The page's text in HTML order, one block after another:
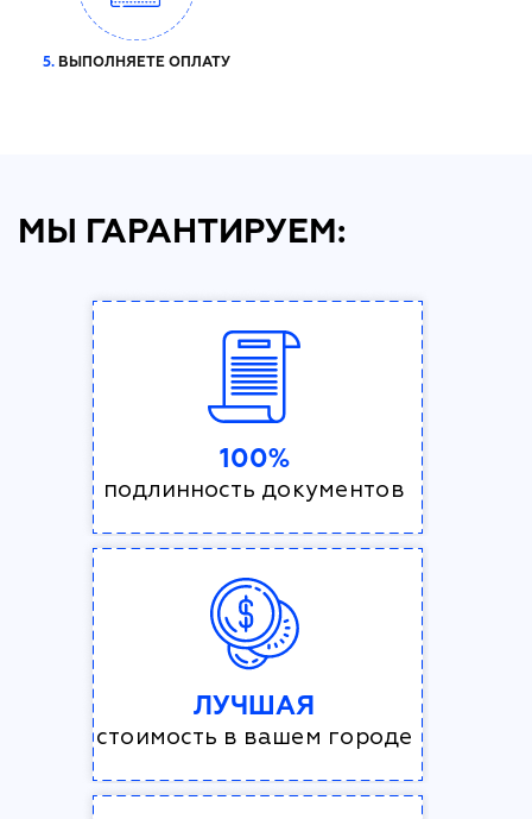
5. ВЫПОЛНЯЕТЕ ОПЛАТУ
МЫ ГАРАНТИРУЕМ:
100%
подлинность документов
ЛУЧШАЯ
стоимость в вашем городе